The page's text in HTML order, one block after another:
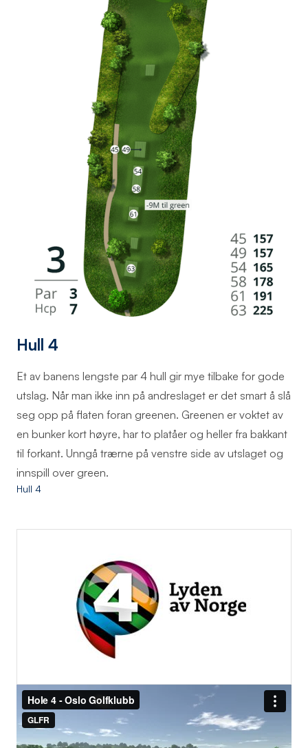
Hull 4
Et av banens lengste par 4 hull gir mye tilbake for gode
utslag. Når man ikke inn på andreslaget er det smart å slå
seg opp på flaten foran greenen. Greenen er voktet av
en bunker kort høyre, har to platåer og heller fra bakkant
til forkant. Unngå trærne på venstre side av utslaget og
innspill over green.
Hull 4